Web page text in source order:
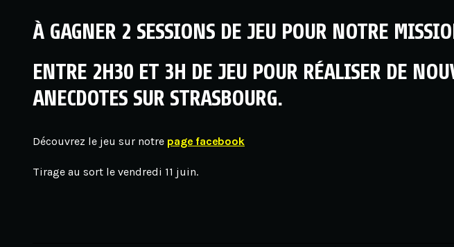
À GAGNER 2 SESSIONS DE JEU POUR NOTRE
ENTRE 2H30 ET 3H DE JEU POUR RÉALISER DE
ANECDOTES SUR STRASBOURG.
Découvrez le jeu sur notre page facebook
Tirage au sort le vendredi 11 juin.